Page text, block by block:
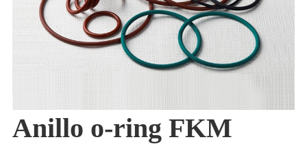
Anillo o-ring FKM